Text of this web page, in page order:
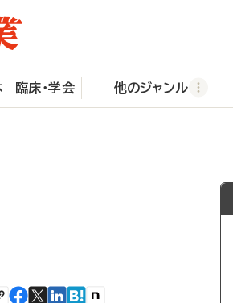
臨床・学会 他のジャンル